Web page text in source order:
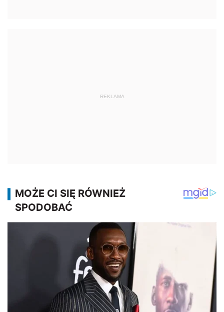
REKLAMA